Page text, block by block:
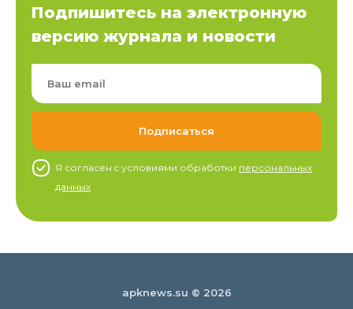
Подпишитесь на электронную
версию журнала и новости
Я согласен c условиями обработки персональных
данных
apknews.su © 2026